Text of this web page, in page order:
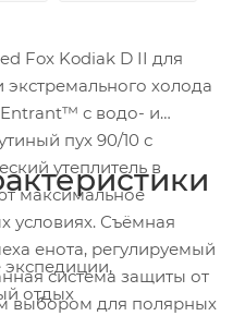
Fox Kodiak D II для
холода
с водо- и
пух 90/10 с
утеплитель в
максимальное
условиях. Съёмная
енота, регулируемый
система защиты от
выбором для полярных
отдых